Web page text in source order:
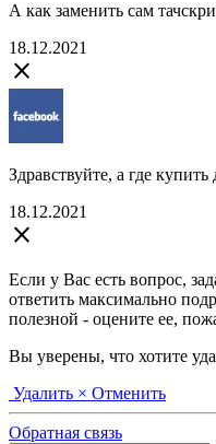
А как заменить сам
18.12.2021
close
Здравствуйте, а где
18.12.2021
close
Если у Вас есть вопрос,
ответить максимально
полезной - оцените ее,
Вы уверены, что хотите
Удалить × Отменить
Обратная связь